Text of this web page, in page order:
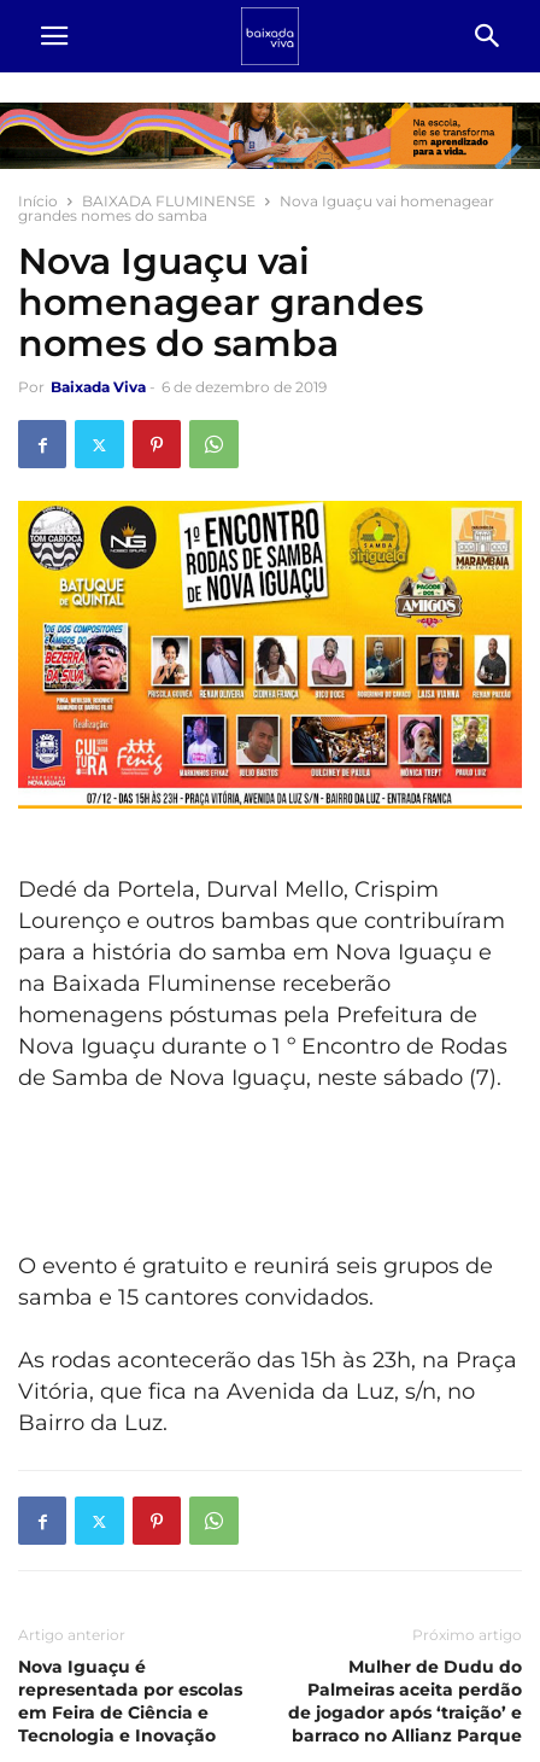
Início BAIXADA FLUMINENSE
Nova Iguaçu vai homenagear
grandes nomes do samba
Nova Iguaçu vai
homenagear grandes
nomes do samba
Por Baixada Viva - 6 de dezembro de 2019
Dedé da Portela, Durval Mello, Crispim
Lourenço e outros bambas que contribuíram
para a história do samba em Nova Iguaçu e
na Baixada Fluminense receberão
homenagens póstumas pela Prefeitura de
Nova Iguaçu durante o 1 º Encontro de Rodas
de Samba de Nova Iguaçu, neste sábado (7).
O evento é gratuito e reunirá seis grupos de
samba e 15 cantores convidados.
As rodas acontecerão das 15h às 23h, na Praça
Vitória, que fica na Avenida da Luz, s/n, no
Bairro da Luz.
Artigo anterior
Nova Iguaçu é
representada por escolas
em Feira de Ciência e
Tecnologia e Inovação
Próximo artigo
Mulher de Dudu do
Palmeiras aceita perdão
de jogador após ‘traição’ e
barraco no Allianz Parque